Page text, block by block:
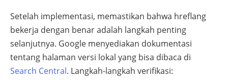
Setelah implementasi, memastikan bahwa hreflang
bekerja dengan benar adalah langkah penting
selanjutnya. Google menyediakan dokumentasi
tentang halaman versi lokal yang bisa dibaca di
Search Central. Langkah-langkah verifikasi: